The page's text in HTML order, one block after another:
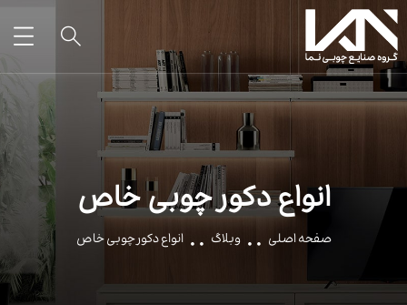
انواع دکور چوبی خاص
صفحه اصلی وبلاگ انواع دکور چوبی خاص